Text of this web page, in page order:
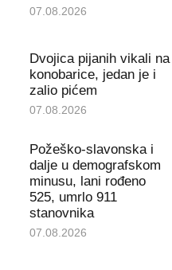
07.08.2026
Dvojica pijanih vikali na
konobarice, jedan je i
zalio pićem
07.08.2026
Požeško-slavonska i
dalje u demografskom
minusu, lani rođeno
525, umrlo 911
stanovnika
07.08.2026